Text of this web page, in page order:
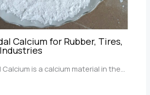
Calcium for Rubber, Tires,
is a calcium material in the…